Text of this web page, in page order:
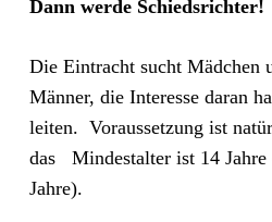
Dann werde Schiedsrichter!
Die Eintracht sucht Mädchen
Männer, die Interesse daran
leiten. Voraussetzung ist
das Mindestalter ist 14 Jahre
Jahre).